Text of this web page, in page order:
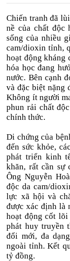
Chiến tranh đã
nề của chất độc
sống của nhiều
cam/dioxin tỉnh,
hoạt động kháng
hóa học đang
nước. Bên cạnh
và đặc biệt nặng
Không ít người
phun rải chất
chính thức.
Di chứng của
đến sức khỏe,
phát triển kinh
khăn, rất cần sự
Ông Nguyễn
độc da cam/
lực xã hội và
được xác định là
hoạt động cốt
phát huy truyền
đổi mới, đa
ngoài tỉnh. Kết
tỷ đồng.